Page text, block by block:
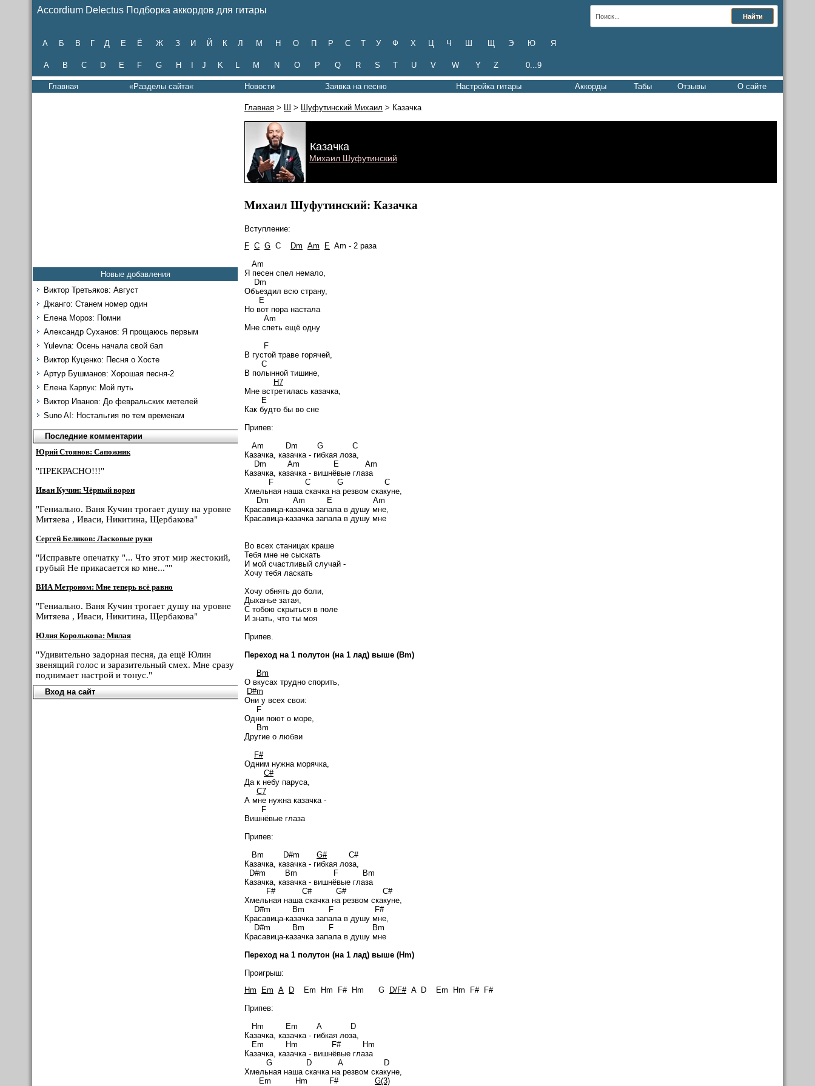
Accordium Delectus Подборка аккордов для гитары
А Б В Г Д Е Ё Ж З И Й К Л М Н О П Р С Т У Ф Х Ц Ч Ш Щ Э Ю Я
A B C D E F G H J K L M N O P Q R S T U V W Y Z 0...9
Главная «Разделы сайта« Новости Заявка на песню Настройка гитары Аккорды Табы Отзывы О сайте
Новые добавления
Виктор Третьяков: Август
Джанго: Станем номер один
Елена Мороз: Помни
Александр Суханов: Я прощаюсь первым
Yulevna: Осень начала свой бал
Виктор Куценко: Песня о Хосте
Артур Бушманов: Хорошая песня-2
Елена Карпук: Мой путь
Виктор Иванов: До февральских метелей
Suno AI: Ностальгия по тем временам
Последние комментарии
Юрий Стоянов: Сапожник
"ПРЕКРАСНО!!!"
Иван Кучин: Чёрный ворон
"Гениально. Ваня Кучин трогает душу на уровне
Митяева , Иваси, Никитина, Щербакова"
Сергей Беликов: Ласковые руки
"Исправьте опечатку "... Что этот мир жестокий,
грубый Не прикасается ко мне...""
ВИА Метроном: Мне теперь всё равно
"Гениально. Ваня Кучин трогает душу на уровне
Митяева , Иваси, Никитина, Щербакова"
Юлия Королькова: Милая
"Удивительно задорная песня, да ещё Юлин
звенящий голос и заразительный смех. Мне сразу
поднимает настрой и тонус."
Вход на сайт
Главная > Ш > Шуфутинский Михаил > Казачка
Казачка
Михаил Шуфутинский
Михаил Шуфутинский: Казачка
Вступление:
F C G C Dm Am E Am - 2 раза
Am
Я песен спел немало,
Dm
Объездил всю страну,
E
Но вот пора настала
Am
Мне спеть ещё одну
F
В густой траве горячей,
C
В полынной тишине,
H7
Мне встретилась казачка,
E
Как будто бы во сне
Припев:
Am Dm G C
Казачка, казачка - гибкая лоза,
Dm Am E Am
Казачка, казачка - вишнёвые глаза
F C G C
Хмельная наша скачка на резвом скакуне,
Dm Am E Am
Красавица-казачка запала в душу мне,
Красавица-казачка запала в душу мне
Во всех станицах краше
Тебя мне не сыскать
И мой счастливый случай -
Хочу тебя ласкать
Хочу обнять до боли,
Дыханье затая,
С тобою скрыться в поле
И знать, что ты моя
Припев.
Переход на 1 полутон (на 1 лад) выше (Bm)
Bm
О вкусах трудно спорить,
D#m
Они у всех свои:
F
Одни поют о море,
Bm
Другие о любви
F#
Одним нужна морячка,
C#
Да к небу паруса,
C7
А мне нужна казачка -
F
Вишнёвые глаза
Припев:
Bm D#m G#C#
Казачка, казачка - гибкая лоза,
D#m Bm F Bm
Казачка, казачка - вишнёвые глаза
F# C# G# C#
Хмельная наша скачка на резвом скакуне,
D#m Bm F F#
Красавица-казачка запала в душу мне,
D#m Bm F Bm
Красавица-казачка запала в душу мне
Переход на 1 полутон (на 1 лад) выше (Hm)
Проигрыш:
Hm
Em A D Em Hm F# Hm G D/F#A D Em Hm F# F#
Припев:
Hm Em A D
Казачка, казачка - гибкая лоза,
Em Hm F# Hm
Казачка, казачка - вишнёвые глаза
G D A D
Хмельная наша скачка на резвом скакуне,
Em Hm F# G(3)